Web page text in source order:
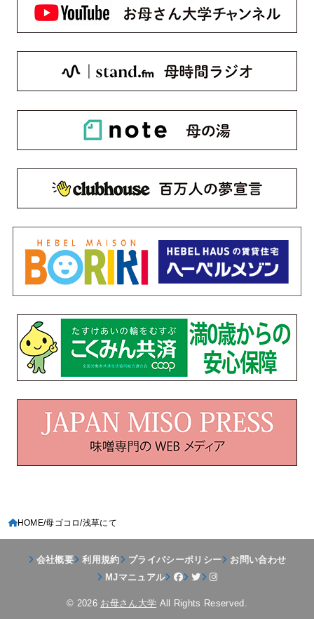
HOME 母ゴコロ 浅草にて
会社概要 利用規約 プライバシーポリシー
お問い合わせ
MJマニュアル
© 2026 お母さん大学 All Rights Reserved.